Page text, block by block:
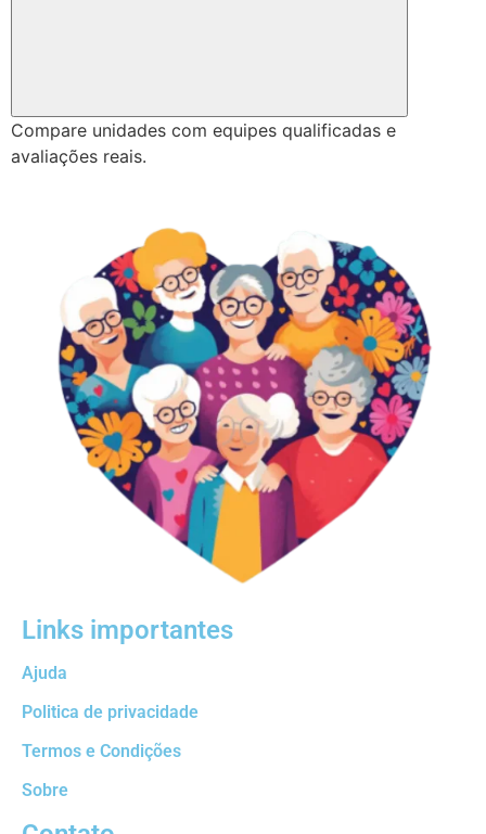
Compare unidades com equipes qualificadas e
avaliações reais.
Links importantes
Ajuda
Politica de privacidade
Termos e Condições
Sobre